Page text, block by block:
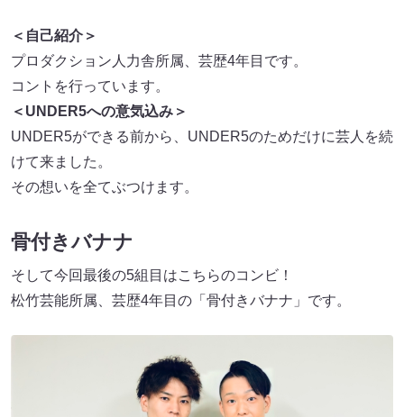
＜自己紹介＞
プロダクション人力舎所属、芸歴4年目です。
コントを行っています。
＜UNDER5への意気込み＞
UNDER5ができる前から、UNDER5のためだけに芸人を続
けて来ました。
その想いを全てぶつけます。
骨付きバナナ
そして今回最後の5組目はこちらのコンビ！
松竹芸能所属、芸歴4年目の「骨付きバナナ」です。